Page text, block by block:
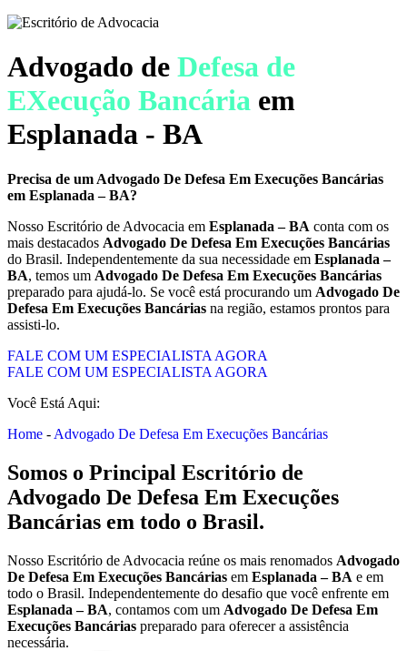
Advogado de Defesa de
EXecução Bancária em
Esplanada - BA
Precisa de um Advogado De Defesa Em Execuções Bancárias
em Esplanada – BA?
Nosso Escritório de Advocacia em Esplanada – BA conta com os
mais destacados Advogado De Defesa Em Execuções Bancárias
do Brasil. Independentemente da sua necessidade em Esplanada –
BA, temos um Advogado De Defesa Em Execuções Bancárias
preparado para ajudá-lo. Se você está procurando um Advogado De
Defesa Em Execuções Bancárias na região, estamos prontos para
assisti-lo.
FALE COM UM ESPECIALISTA AGORA
FALE COM UM ESPECIALISTA AGORA
Você Está Aqui:
Home - Advogado De Defesa Em Execuções Bancárias
Somos o Principal Escritório de
Advogado De Defesa Em Execuções
Bancárias em todo o Brasil.
Nosso Escritório de Advocacia reúne os mais renomados Advogado
De Defesa Em Execuções Bancárias em Esplanada – BA e em
todo o Brasil. Independentemente do desafio que você enfrente em
Esplanada – BA, contamos com um Advogado De Defesa Em
Execuções Bancárias preparado para oferecer a assistência
necessária.